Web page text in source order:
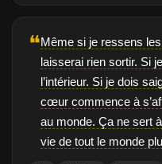
❝Même si je ressens
laisserai rien sortir. Si
l’intérieur. Si je dois
cœur commence à
au monde. Ça ne sert
vie de tout le monde